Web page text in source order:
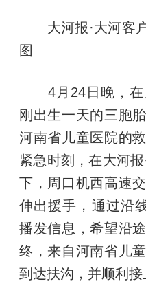
大河报·大河客户
图
4月24日晚，在
刚出生一天的三胞
河南省儿童医院的
紧急时刻，在大河
下，周口机西高速
伸出援手，通过沿
播发信息，希望沿
终，来自河南省儿
到达扶沟，并顺利接